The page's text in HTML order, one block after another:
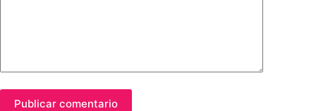
Publicar comentario